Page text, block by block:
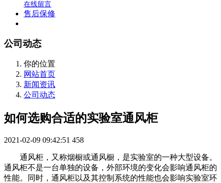
在线留言
售后保修
公司动态
你的位置
网站首页
新闻资讯
公司动态
如何选购合适的实验室通风柜
2021-02-09 09:42:51 458
通风柜，又称烟橱或通风橱，是实验室的一种大型设备。
通风柜不是一台单独的设备，外部环境的变化会影响通风柜的
性能。同时，通风柜以及其控制系统的性能也会影响实验室环